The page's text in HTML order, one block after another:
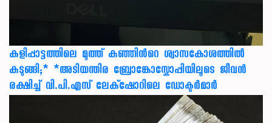
കളിപ്പാട്ടത്തിലെ മുത്ത് കുഞ്ഞിന്‍റെ ശ്വാസകോശത്തിൽ
കുടുങ്ങി;* *അടിയന്തിര ബ്രോങ്കോസ്കോപ്പിയിലൂടെ ജീവൻ
രക്ഷ‍ിച്ച് വി.പി.എസ് ലേക്‌ഷോറിലെ ഡോക്ടർമാർ